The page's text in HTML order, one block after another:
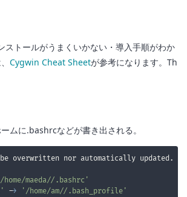
ストールがうまくいかない・導入手順がわか
Cygwin Cheat Sheetが参考になります。Th
ムに.bashrcなどが書き出される。
home/maeda//.bashrc'
->
'/home/am//.bash_profile'